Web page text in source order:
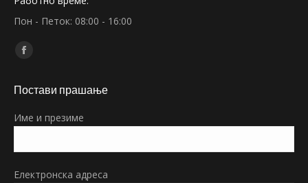
Пон - Петок: 08:00 - 16:00
Find us on:
Facebook
opens
new
Постави прашање
Име и презиме
Електронска адреса